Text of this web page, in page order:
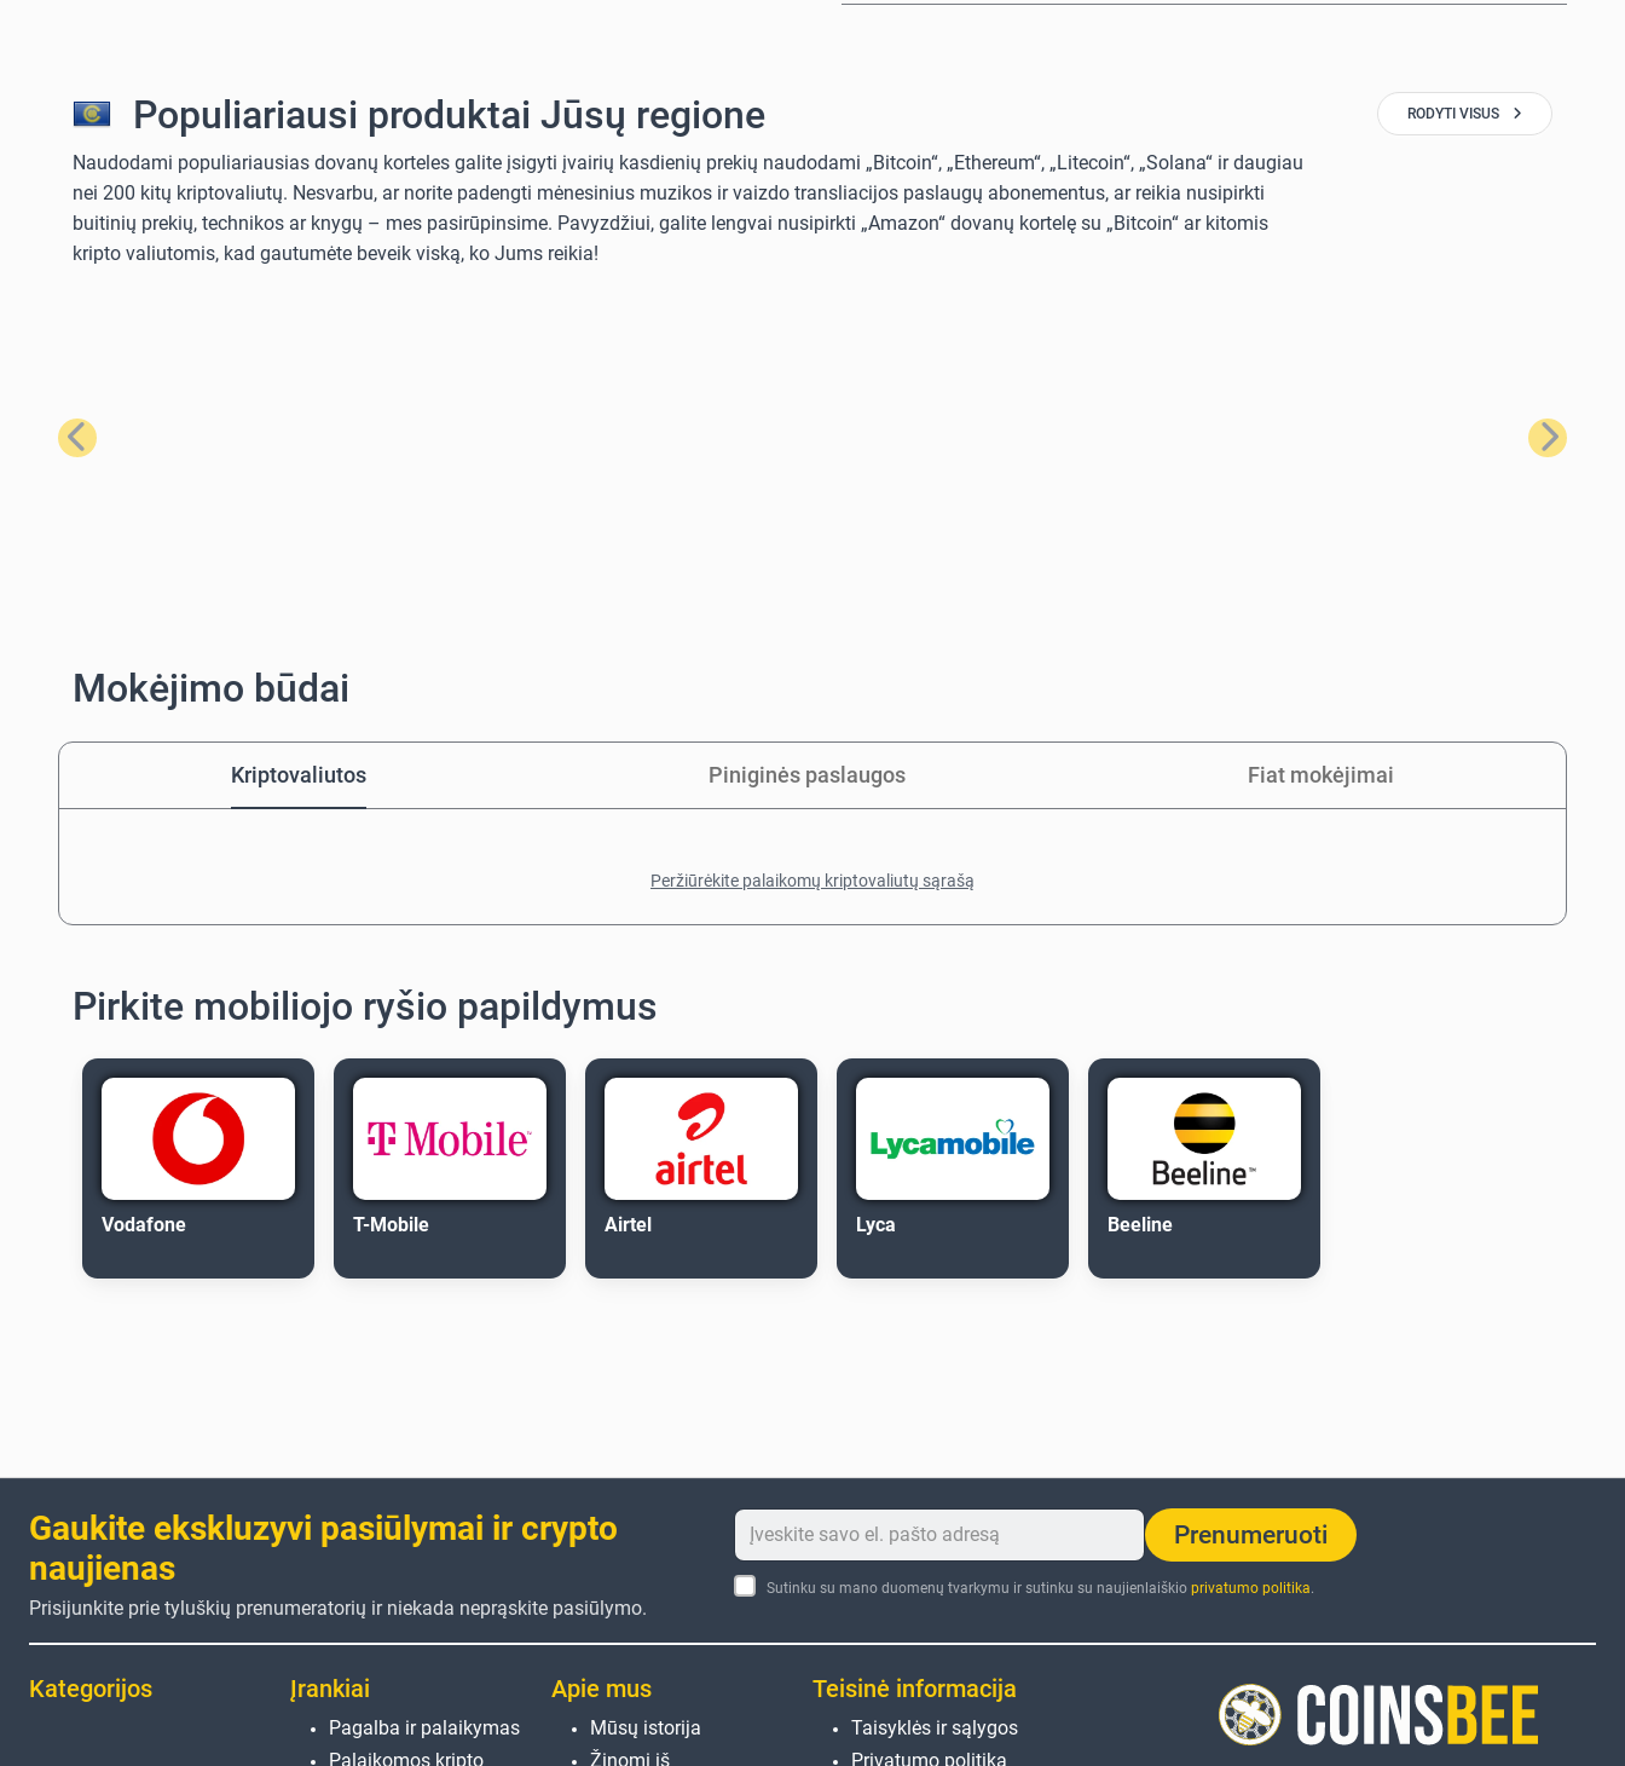
Populiariausi produktai Jūsų regione
Naudodami populiariausias dovanų korteles galite įsigyti įvairių kasdienių prekių naudodami „Bitcoin“, „Ethereum“, „Litecoin“, „Solana“ ir daugiau
nei 200 kitų kriptovaliutų. Nesvarbu, ar norite padengti mėnesinius muzikos ir vaizdo transliacijos paslaugų abonementus, ar reikia nusipirkti
buitinių prekių, technikos ar knygų – mes pasirūpinsime. Pavyzdžiui, galite lengvai nusipirkti „Amazon“ dovanų kortelę su „Bitcoin“ ar kitomis
kripto valiutomis, kad gautumėte beveik viską, ko Jums reikia!
RODYTI VISUS
Ankstesnis Kitas
Mokėjimo būdai
Kriptovaliutos Piniginės paslaugos Fiat mokėjimai
Peržiūrėkite palaikomų kriptovaliutų sąrašą
Pirkite mobiliojo ryšio papildymus
Vodafone T-Mobile Airtel Lyca Beeline
Gaukite ekskluzyvi pasiūlymai ir crypto
naujienas
Prisijunkite prie tyluškių prenumeratorių ir niekada neprąskite pasiūlymo.
Prenumeruoti
Sutinku su mano duomenų tvarkymu ir sutinku su naujienlaiškio privatumo politika.
Kategorijos Įrankiai
Pagalba ir palaikymas
Palaikomos kripto
Apie mus
Mūsų istorija
Žinomi iš
Teisinė informacija
Taisyklės ir sąlygos
Privatumo politika